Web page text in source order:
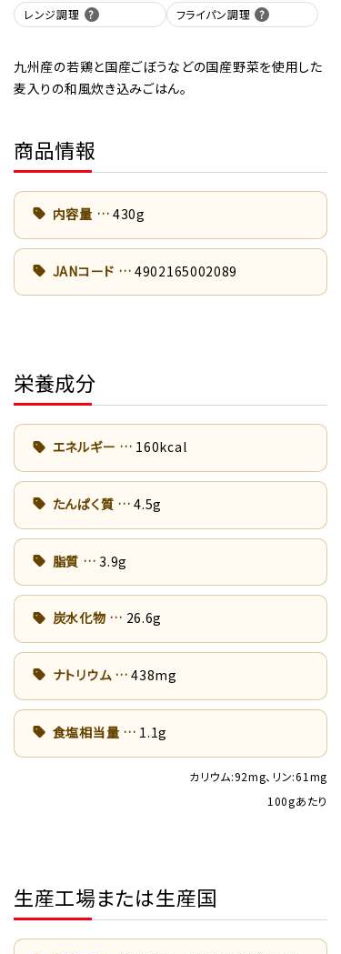
レンジ調理 フライパン調理
九州産の若鶏と国産ごぼうなどの国産野菜を使用した
麦入りの和風炊き込みごはん。
商品情報
内容量 430g
JANコード 4902165002089
栄養成分
エネルギー 160kcal
たんぱく質 4.5g
脂質 3.9g
炭水化物 26.6g
ナトリウム 438mg
食塩相当量 1.1g
カリウム:92mg、リン:61mg
100gあたり
生産工場または生産国